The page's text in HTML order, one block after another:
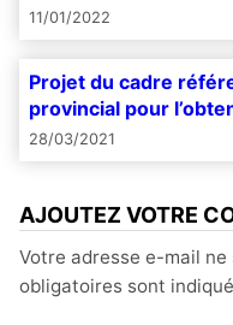
de harcèlement
11/01/2022
Projet du cadre
provincial pour
primaires 2021: La
28/03/2021
AJOUTEZ VOTRE
Votre adresse e-mail ne
obligatoires sont